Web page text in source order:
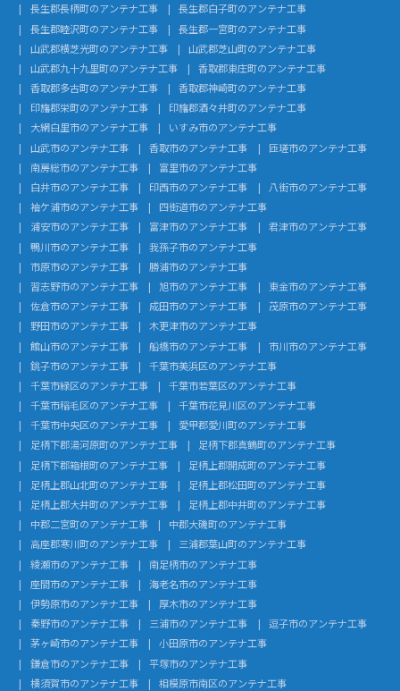
長生郡長柄町のアンテナ工事
長生郡白子町のアンテナ工事
長生郡睦沢町のアンテナ工事
長生郡一宮町のアンテナ工事
山武郡横芝光町のアンテナ工事
山武郡芝山町のアンテナ工事
山武郡九十九里町のアンテナ工事
香取郡東庄町のアンテナ工事
香取郡多古町のアンテナ工事
香取郡神崎町のアンテナ工事
印旛郡栄町のアンテナ工事
印旛郡酒々井町のアンテナ工事
大網白里市のアンテナ工事
いすみ市のアンテナ工事
山武市のアンテナ工事
香取市のアンテナ工事
匝瑳市のアンテナ工事
南房総市のアンテナ工事
富里市のアンテナ工事
白井市のアンテナ工事
印西市のアンテナ工事
八街市のアンテナ工事
袖ケ浦市のアンテナ工事
四街道市のアンテナ工事
浦安市のアンテナ工事
富津市のアンテナ工事
君津市のアンテナ工事
鴨川市のアンテナ工事
我孫子市のアンテナ工事
市原市のアンテナ工事
勝浦市のアンテナ工事
習志野市のアンテナ工事
旭市のアンテナ工事
東金市のアンテナ工事
佐倉市のアンテナ工事
成田市のアンテナ工事
茂原市のアンテナ工事
野田市のアンテナ工事
木更津市のアンテナ工事
館山市のアンテナ工事
船橋市のアンテナ工事
市川市のアンテナ工事
銚子市のアンテナ工事
千葉市美浜区のアンテナ工事
千葉市緑区のアンテナ工事
千葉市若葉区のアンテナ工事
千葉市稲毛区のアンテナ工事
千葉市花見川区のアンテナ工事
千葉市中央区のアンテナ工事
愛甲郡愛川町のアンテナ工事
足柄下郡湯河原町のアンテナ工事
足柄下郡真鶴町のアンテナ工事
足柄下郡箱根町のアンテナ工事
足柄上郡開成町のアンテナ工事
足柄上郡山北町のアンテナ工事
足柄上郡松田町のアンテナ工事
足柄上郡大井町のアンテナ工事
足柄上郡中井町のアンテナ工事
中郡二宮町のアンテナ工事
中郡大磯町のアンテナ工事
高座郡寒川町のアンテナ工事
三浦郡葉山町のアンテナ工事
綾瀬市のアンテナ工事
南足柄市のアンテナ工事
座間市のアンテナ工事
海老名市のアンテナ工事
伊勢原市のアンテナ工事
厚木市のアンテナ工事
秦野市のアンテナ工事
三浦市のアンテナ工事
逗子市のアンテナ工事
茅ヶ崎市のアンテナ工事
小田原市のアンテナ工事
鎌倉市のアンテナ工事
平塚市のアンテナ工事
横須賀市のアンテナ工事
相模原市南区のアンテナ工事